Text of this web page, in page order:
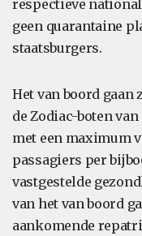
respectieve
geen quarantaine
staatsburgers.
Het van boord gaan
de Zodiac-boten
met een maximum
passagiers per
vastgestelde
van het van boord
aankomende